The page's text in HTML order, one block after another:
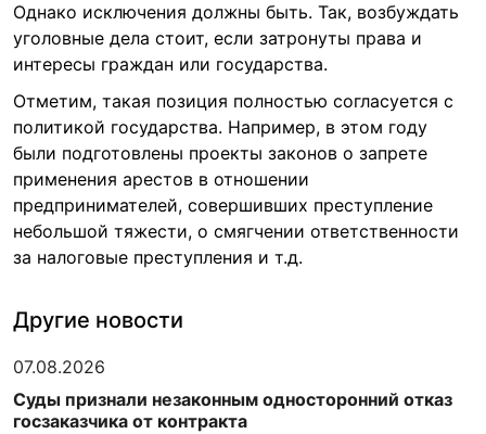
Однако исключения должны быть. Так, возбуждать
уголовные дела стоит, если затронуты права и
интересы граждан или государства.
Отметим, такая позиция полностью согласуется с
политикой государства. Например, в этом году
были подготовлены проекты законов о запрете
применения арестов в отношении
предпринимателей, совершивших преступление
небольшой тяжести, о смягчении ответственности
за налоговые преступления и т.д.
Другие новости
07.08.2026
Суды признали незаконным односторонний отказ
госзаказчика от контракта